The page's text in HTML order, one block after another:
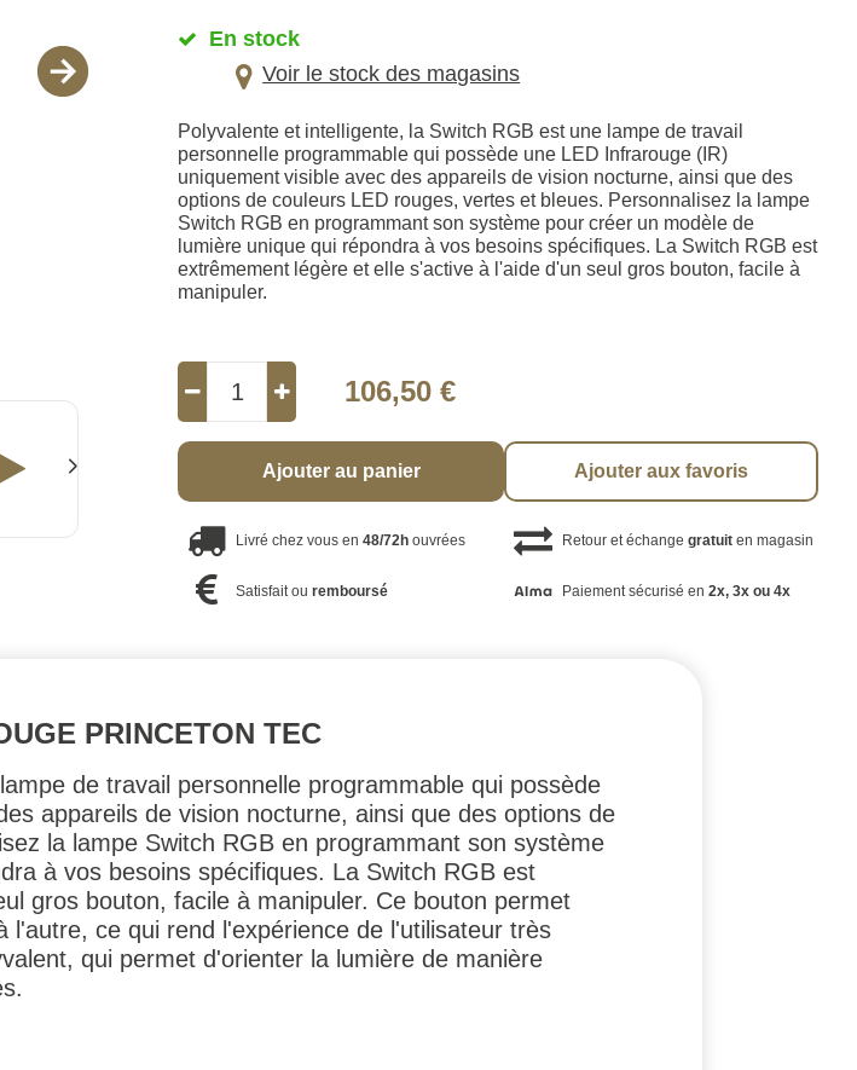
En stock
Voir le stock des magasins
Polyvalente et intelligente, la Switch RGB est une lampe de travail
personnelle programmable qui possède une LED Infrarouge (IR)
uniquement visible avec des appareils de vision nocturne, ainsi que des
options de couleurs LED rouges, vertes et bleues. Personnalisez la lampe
Switch RGB en programmant son système pour créer un modèle de
lumière unique qui répondra à vos besoins spécifiques. La Switch RGB est
extrêmement légère et elle s'active à l'aide d'un seul gros bouton, facile à
manipuler.
106,50 €
Ajouter au panier Ajouter aux favoris
Livré chez vous en48/72h ouvrées Retour et échange gratuiten magasin
Satisfait ouremboursé Paiement sécurisé en 2x, 3x ou 4x
PRINCETON TEC
de travail personnelle programmable qui possède
appareils de vision nocturne, ainsi que des options de
la lampe Switch RGB en programmant son système
à vos besoins spécifiques. La Switch RGB est
gros bouton, facile à manipuler. Ce bouton permet
ce qui rend l'expérience de l'utilisateur très
qui permet d'orienter la lumière de manière